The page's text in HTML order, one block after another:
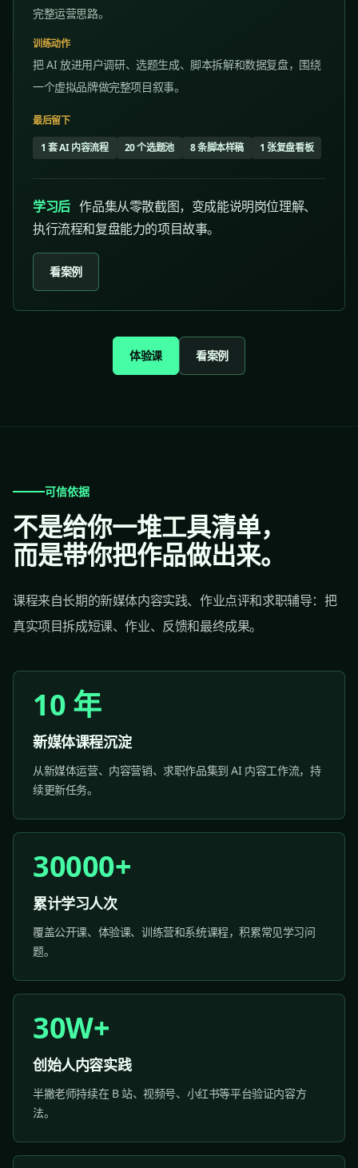
完整运营思路。
训练动作
把 AI 放进用户调研、选题生成、脚本拆解和数据复盘，围绕
一个虚拟品牌做完整项目叙事。
最后留下
1 套 AI 内容流程
20 个选题池 8 条脚本样稿 1 张复盘看板
学习后 作品集从零散截图，变成能说明岗位理解、
执行流程和复盘能力的项目故事。
看案例
体验课 看案例
可信依据
不是给你一堆工具清单，
而是带你把作品做出来。
课程来自长期的新媒体内容实践、作业点评和求职辅导：把
真实项目拆成短课、作业、反馈和最终成果。
10 年
新媒体课程沉淀
从新媒体运营、内容营销、求职作品集到 AI 内容工作流，持
续更新任务。
30000+
累计学习人次
覆盖公开课、体验课、训练营和系统课程，积累常见学习问
题。
30W+
创始人内容实践
半撇老师持续在 B 站、视频号、小红书等平台验证内容方
法。